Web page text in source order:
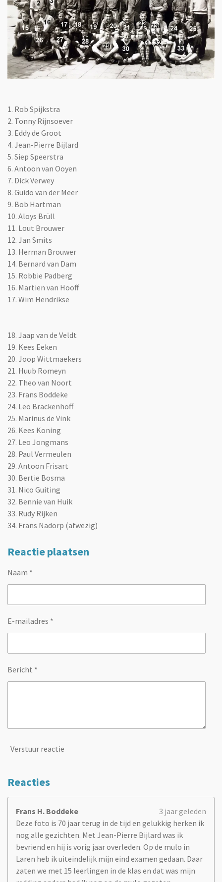
1. Rob Spijkstra
2. Tonny Rijnsoever
3. Eddy de Groot
4. Jean-Pierre Bijlard
5. Siep Speerstra
6. Antoon van Ooyen
7. Dick Verwey
8. Guido van der Meer
9. Bob Hartman
10. Aloys Brüll
11. Lout Brouwer
12. Jan Smits
13. Herman Brouwer
14. Bernard van Dam
15. Robbie Padberg
16. Martien van Hooff
17. Wim Hendrikse
18. Jaap van de Veldt
19. Kees Eeken
20. Joop Wittmaekers
21. Huub Romeyn
22. Theo van Noort
23. Frans Boddeke
24. Leo Brackenhoff
25. Marinus de Vink
26. Kees Koning
27. Leo Jongmans
28. Paul Vermeulen
29. Antoon Frisart
30. Bertie Bosma
31. Nico Guiting
32. Bennie van Huik
33. Rudy Rijken
34. Frans Nadorp (afwezig)
Reactie plaatsen
Naam *
E-mailadres *
Bericht *
Verstuur reactie
Reacties
Frans H. Boddeke
3 jaar geleden
Deze foto is 70 jaar terug in de tijd en gelukkig herken ik
nog alle gezichten. Met Jean-Pierre Bijlard was ik
bevriend en hij is vorig jaar overleden. Op de mulo in
Laren heb ik uiteindelijk mijn eind examen gedaan. Daar
zaten we met 15 leerlingen in de klas en dat was mijn